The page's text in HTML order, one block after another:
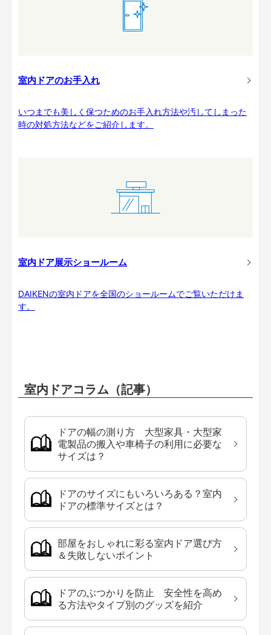
室内ドアのお手入れ
いつまでも美しく保つためのお手入れ方法や汚してしまった
時の対処方法などをご紹介します。
室内ドア展示ショールーム
DAIKENの室内ドアを全国のショールームでご覧いただけま
す。
室内ドアコラム（記事）
ドアの幅の測り方 大型家具・大型家
電製品の搬入や車椅子の利用に必要な
サイズは？
ドアのサイズにもいろいろある？室内
ドアの標準サイズとは？
部屋をおしゃれに彩る室内ドア選び方
＆失敗しないポイント
ドアのぶつかりを防止 安全性を高め
る方法やタイプ別のグッズを紹介